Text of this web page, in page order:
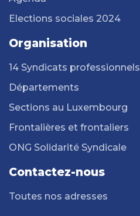
Elections sociales 2024
Organisation
14 Syndicats professionnels
Départements
Sections au Luxembourg
Frontalières et frontaliers
ONG Solidarité Syndicale
Contactez-nous
Toutes nos adresses